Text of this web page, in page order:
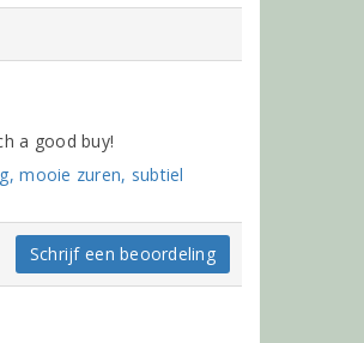
a good buy!
mooie zuren, subtiel
Schrijf een beoordeling